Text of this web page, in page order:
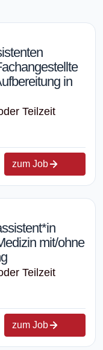
in
Teilzeit
zum Job
mit/ohne
Teilzeit
zum Job